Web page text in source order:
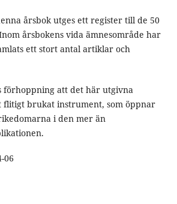
årsbok utges ett register till de 50
årsbokens vida ämnesområde har
ett stort antal artiklar och
förhoppning att det här utgivna
flitigt brukat instrument, som öppnar
i den mer än
06